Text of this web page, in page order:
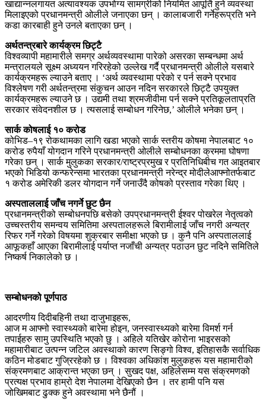
खाद्यान्नलगायत अत्यावश्यक उपभोग्य सामग्रीको नियमित आपूर्ति हुने व्यवस्था
मिलाइएको प्रधानमन्त्री ओलीले जनाएका छन् । कालाबजारी गर्नेहरूप्रति भने
कडा कारबाही हुने उनले बताएका छन् ।
अर्थतन्त्रबारे कार्यक्रम छिट्टै
विश्वव्यापी महामारीले समग्र अर्थव्यवस्थामा पारेको असरका सम्बन्धमा अर्थ
मन्त्रालयले सूक्ष्म अध्ययन गरिरहेको उल्लेख गर्दै प्रधानमन्त्री ओलीले यसबारे
कार्यक्रमहरू ल्याउने बताए । ‘अर्थ व्यवस्थामा परेको र पर्न सक्ने प्रभाव
विश्लेषण गरी अर्थतन्त्रमा संकुचन आउन नदिन सरकारले छिट्टै उपयुक्त
कार्यक्रमहरू ल्याउने छ । उद्यमी तथा श्रमजीवीमा पर्न सक्ने प्रतिकूलताप्रति
सरकार संवेदनशील छ । त्यसलाई सम्बोधन गरिनेछ,’ ओलीले भनेका छन् ।
सार्क कोषलाई १० करोड
कोभिड–१९ रोकथामका लागि खडा भएको सार्क स्तरीय कोषमा नेपालबाट १०
करोड रुपैयाँ योगदान गरिने प्रधानमन्त्री ओलीले सम्बोधनका क्रममा घोषणा
गरेका छन् । सार्क मुलुकका सरकार/राष्ट्रप्रमुख र प्रतिनिधिबीच गत आइतबार
भएको भिडियो कन्फरेन्समा भारतका प्रधानमन्त्री नरेन्द्र मोदीलेआफ्नोतर्फबाट
१ करोड अमेरिकी डलर योगदान गर्ने जनाउँदै कोषको प्रस्ताव गरेका थिए ।
अस्पताललाई जाँच नगर्ने छुट छैन
प्रधानमन्त्रीको सम्बोधनपछि बसेको उपप्रधानमन्त्री ईश्वर पोखरेल नेतृत्वको
उच्चस्तरीय समन्वय समितिमा अस्पतालहरूले बिरामीलाई जाँच नगरी अन्यत्र
रिफर गर्ने गरेको विषयमा शुक्रबार समीक्षा भएको छ । कुनै पनि अस्पताललाई
आफूकहाँ आएका बिरामीलाई पर्याप्त नजाँची अन्यत्र पठाउन छुट नदिने समितिले
निष्कर्ष निकालेको छ ।
सम्बोधनको पूर्णपाठ
आदरणीय दिदीबहिनी तथा दाजुभाइहरू,
आज म आफ्नो स्वास्थ्यको बारेमा होइन, जनस्वास्थ्यको बारेमा विमर्श गर्न
तपाईहरु सामु उपस्थिति भएको छु । अहिले यतिखेर कोरोना भाइरसको
महामारीबाट उत्पन्न जटिल अवस्थाको कारण सिङ्गो विश्व, इतिहासकै सर्वाधिक
कठिन मोडबाट गुज्रिरहेको छ । विश्वका अधिकांश मुलुकहरू यस महामारीको
संक्रमणबाट आक्रान्त भएका छन् । सुखद पक्ष, अहिलेसम्म यस संक्रमणको
प्रत्यक्ष प्रभाव हाम्रो देश नेपालमा देखिएको छैन । तर हामी पनि यस
जोखिमबाट ढुक्क हुने अवस्थामा भने छैनौं ।